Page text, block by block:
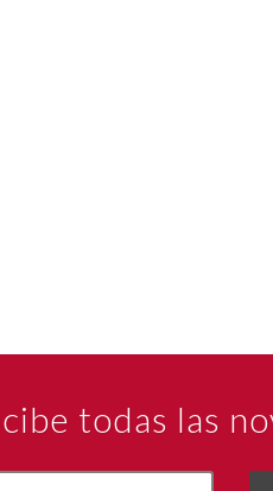
todas las